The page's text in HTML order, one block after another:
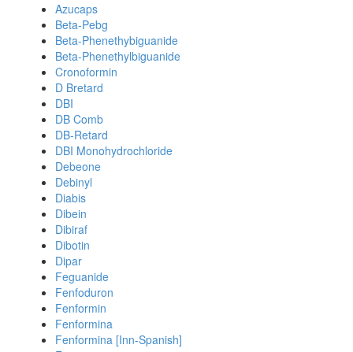
Azucaps
Beta-Pebg
Beta-Phenethybiguanide
Beta-Phenethylbiguanide
Cronoformin
D Bretard
DBI
DB Comb
DB-Retard
DBI Monohydrochloride
Debeone
Debinyl
Diabis
Dibein
Dibiraf
Dibotin
Dipar
Feguanide
Fenfoduron
Fenformin
Fenformina
Fenformina [Inn-Spanish]